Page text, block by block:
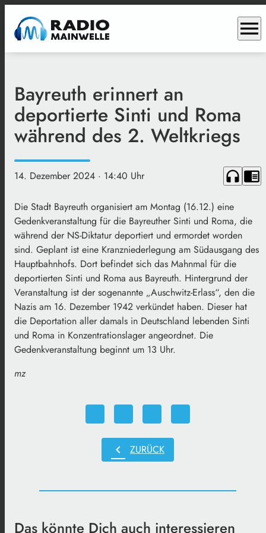
menu
Bayreuth erinnert an
deportierte Sinti und Roma
während des 2. Weltkriegs
14. Dezember 2024 · 14:40 Uhr headphones chrome_reader_mode
Die Stadt Bayreuth organisiert am Montag (16.12.) eine
Gedenkveranstaltung für die Bayreuther Sinti und Roma, die
während der NS-Diktatur deportiert und ermordet worden
sind. Geplant ist eine Kranzniederlegung am Südausgang des
Hauptbahnhofs. Dort befindet sich das Mahnmal für die
deportierten Sinti und Roma aus Bayreuth. Hintergrund der
Veranstaltung ist der sogenannte „Auschwitz-Erlass“, den die
Nazis am 16. Dezember 1942 verkündet haben. Dieser hat
die Deportation aller damals in Deutschland lebenden Sinti
und Roma in Konzentrationslager angeordnet. Die
Gedenkveranstaltung beginnt um 13 Uhr.
mz
chevron_left ZURÜCK
Das könnte Dich auch interessieren